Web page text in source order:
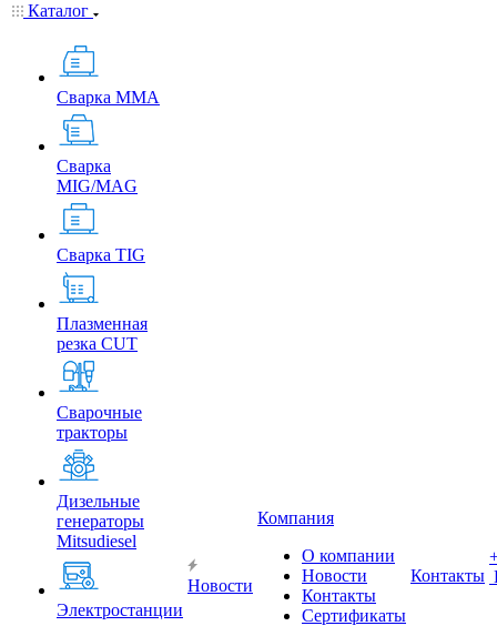
Каталог
Сварка MMA
Сварка
MIG/MAG
Сварка TIG
Плазменная
резка CUT
Сварочные
тракторы
Дизельные
генераторы
Mitsudiesel
Электростанции
Новости
Компания
О компании
Новости
Контакты
Сертификаты
Контакты